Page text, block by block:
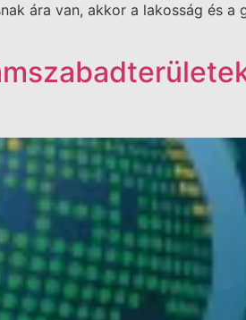
ára van, akkor a lakosság és a